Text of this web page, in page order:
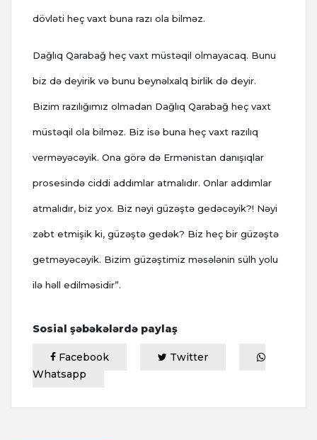
dövləti heç vaxt buna razı ola bilməz.
Dağlıq Qarabağ heç vaxt müstəqil olmayacaq. Bunu
biz də deyirik və bunu beynəlxalq birlik də deyir.
Bizim razılığımız olmadan Dağlıq Qarabağ heç vaxt
müstəqil ola bilməz. Biz isə buna heç vaxt razılıq
verməyəcəyik. Ona görə də Ermənistan danışıqlar
prosesində ciddi addımlar atmalıdır. Onlar addımlar
atmalıdır, biz yox. Biz nəyi güzəştə gedəcəyik?! Nəyi
zəbt etmişik ki, güzəştə gedək? Biz heç bir güzəştə
getməyəcəyik. Bizim güzəştimiz məsələnin sülh yolu
ilə həll edilməsidir”.
Sosial şəbəkələrdə paylaş
Facebook
Twitter
Whatsapp